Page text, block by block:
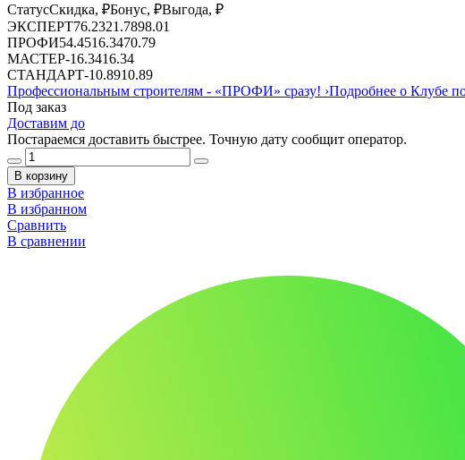
СтатусСкидка, ₽Бонус, ₽Выгода, ₽
ЭКСПЕРТ76.2321.7898.01
ПРОФИ54.4516.3470.79
МАСТЕР-16.3416.34
СТАНДАРТ-10.8910.89
Профессиональным строителям - «ПРОФИ» сразу! ›Подробнее о Клубе
Под заказ
Доставим до
Постараемся доставить быстрее. Точную дату сообщит оператор.
В корзину
В избранное
В избранном
Сравнить
В сравнении